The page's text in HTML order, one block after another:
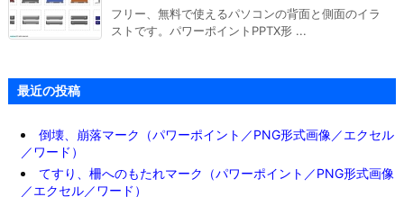
フリー、無料で使えるパソコンの背面と側面のイラ
ストです。パワーポイントPPTX形 ...
最近の投稿
倒壊、崩落マーク（パワーポイント／PNG形式画像／エクセル
／ワード）
てすり、柵へのもたれマーク（パワーポイント／PNG形式画像
／エクセル／ワード）